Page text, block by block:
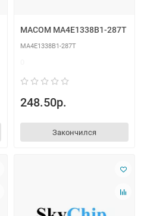
MACOM MA4E1338B1-287T
MA4E1338B1-287T
248.50р.
Закончился